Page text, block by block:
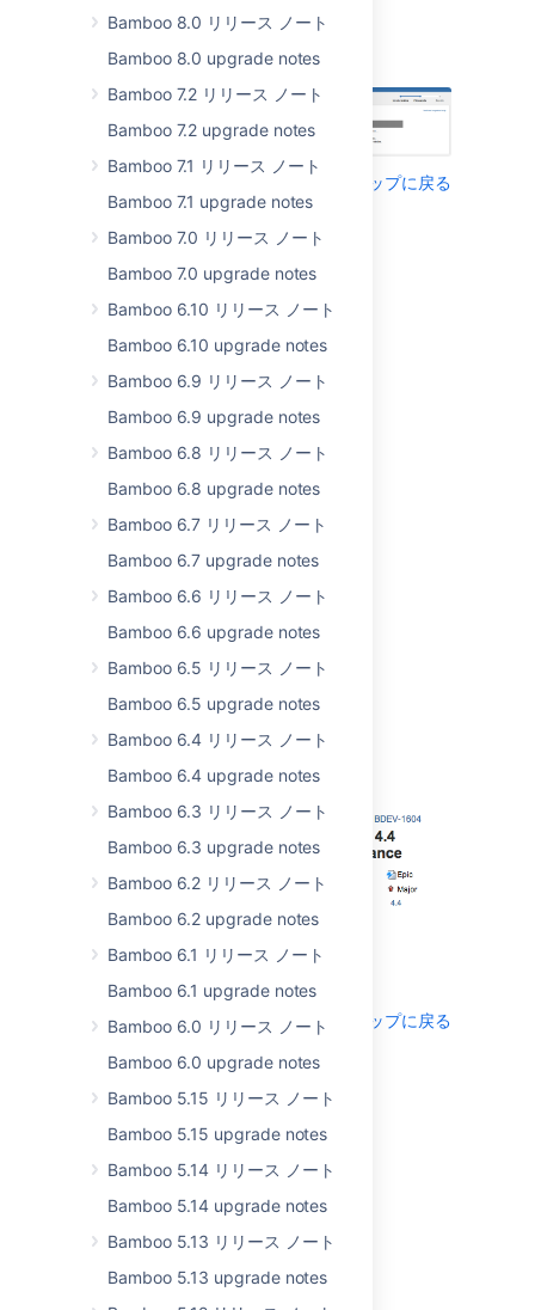
Bamboo 8.0 リリース ノート
Bamboo 8.0 upgrade notes
Bamboo 7.2 リリース ノート
Bamboo 7.2 upgrade notes
Bamboo 7.1 リリース ノート
Bamboo 7.1 upgrade notes
Bamboo 7.0 リリース ノート
Bamboo 7.0 upgrade notes
Bamboo 6.10 リリース ノート
Bamboo 6.10 upgrade notes
Bamboo 6.9 リリース ノート
Bamboo 6.9 upgrade notes
Bamboo 6.8 リリース ノート
Bamboo 6.8 upgrade notes
Bamboo 6.7 リリース ノート
Bamboo 6.7 upgrade notes
Bamboo 6.6 リリース ノート
Bamboo 6.6 upgrade notes
Bamboo 6.5 リリース ノート
Bamboo 6.5 upgrade notes
Bamboo 6.4 リリース ノート
Bamboo 6.4 upgrade notes
Bamboo 6.3 リリース ノート
Bamboo 6.3 upgrade notes
Bamboo 6.2 リリース ノート
Bamboo 6.2 upgrade notes
Bamboo 6.1 リリース ノート
Bamboo 6.1 upgrade notes
Bamboo 6.0 リリース ノート
Bamboo 6.0 upgrade notes
Bamboo 5.15 リリース ノート
Bamboo 5.15 upgrade notes
Bamboo 5.14 リリース ノート
Bamboo 5.14 upgrade notes
Bamboo 5.13 リリース ノート
Bamboo 5.13 upgrade notes
Import Jenkins
pipelines or individual
jobs to Bamboo plans.
トップに戻る
Performance
speed demon?
Hit the gas! Bamboo
4.4's enhanced
mean your projects can
run up to 1.5 times
4.3. From dashboard
telemetry and actions,
load times and
database traffic
much faster in Bamboo
4.4.
トップに戻る
Parse TestNG
reports
By popular demand!
With native support for
tests that are skipped
because of an